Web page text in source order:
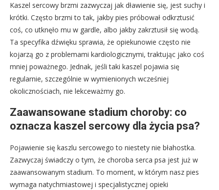
Kaszel sercowy brzmi zazwyczaj jak dławienie się, jest suchy i
krótki. Często brzmi to tak, jakby pies próbował odkrztusić
coś, co utknęło mu w gardle, albo jakby zakrztusił się wodą.
Ta specyfika dźwięku sprawia, że opiekunowie często nie
kojarzą go z problemami kardiologicznymi, traktując jako coś
mniej poważnego. Jednak, jeśli taki kaszel pojawia się
regularnie, szczególnie w wymienionych wcześniej
okolicznościach, nie lekceważmy go.
Zaawansowane stadium choroby: co
oznacza kaszel sercowy dla życia psa?
Pojawienie się kaszlu sercowego to niestety nie błahostka.
Zazwyczaj świadczy o tym, że choroba serca psa jest już w
zaawansowanym stadium. To moment, w którym nasz pies
wymaga natychmiastowej i specjalistycznej opieki